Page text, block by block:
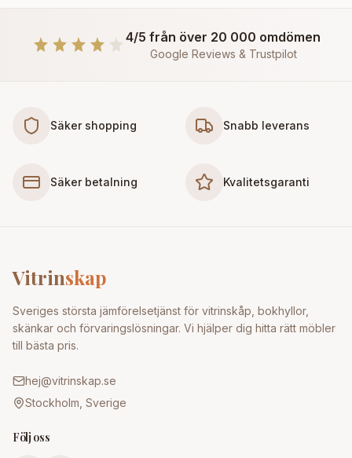
4/5 från över 20 000 omdömen
Google Reviews & Trustpilot
Säker shopping Snabb leverans
Säker betalning Kvalitetsgaranti
Vitrinskap
Sveriges största jämförelsetjänst för vitrinskåp, bokhyllor,
skänkar och förvaringslösningar. Vi hjälper dig hitta rätt möbler
till bästa pris.
hej@vitrinskap.se
Stockholm, Sverige
Följ oss